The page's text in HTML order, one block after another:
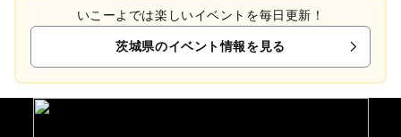
いこーよでは楽しいイベントを毎日更新！
茨城県のイベント情報を見る